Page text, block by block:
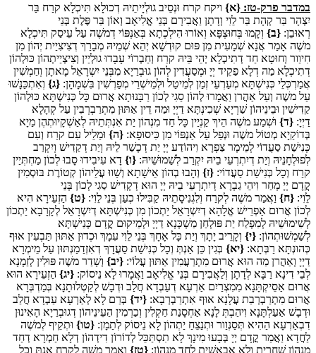
במדבר פרק-טז: {א} ויקח קרח וּנְסֵיב גוּלְיָיתֵיהּ דְכוּלָא תִּיכְלָא קרַח בַּר
יִצְהָר בַּר קְהָת בַּר לֵוִי וְדָתָן וַאֲבִירָם בְּנֵי אֱלִיאָב וְאוֹן בַּר פֶּלֶת בְּנֵי
רְאוּבֵן: {ב} וְקָמוּ בְּחוּצְפָּא וְאוֹרוּ הִילְכְתָא בְּאַנְפּוֹי דְמשֶׁה עַל עֵיסַק תִּיכְלָא
משֶׁה אָמַר אֲנָא שְׁמָעִית מִן פּוּם קוּדְשָׁא יְהֵא שְׁמֵיהּ מְבָרַךְ דְצִיצִיַית יְהוֹן מִן
חִיוַור וְחוּטָא חַד דְתִיכְלָא יְהֵי בֵּיהּ קרַח וְחַבְרוֹי עָבָדוּ גוּלְיַין וְצִיצְיַיתְהוֹן כּוּלְהוֹן
דְתִיכְלָא מַה דְלָא פַקֵיד יְיָ וּמְסַעֲדִין לְהוֹן גוּבְרַיָא מִבְּנֵי יִשְרָאֵל מָאתָן וְחַמְשִׁין
אֲמַרְכְּלֵי כְּנִישְׁתָּא מְעַרְעֵי זְמַן לְמֵיטַל וּלְמֵישְׁרֵי מְפַרְשִׁין בִּשְׁמָהָן: {ג} וְאִתְכַּנָשׁוּ
עַל משֶׁה וְעַל אַהֲרן וַאֲמָרוּ לְהוֹן סַגִי לְכוֹן רַבָּנוּתָא אֲרוּם כָּל כְּנִישְׁתָּא כּוּלְהוֹן
קַדִישִׁין וּבֵינֵיהוֹן שַׁרְיָא שְׁכִינְתָּא דַיְיָ וּמַה דֵין אַתּוּן מִתְרַבְרְבִין עַל קְהָלָא
דַיְיָ: {ד} וּשְׁמַע משֶׁה הֵיךְ קַנְיַין כָּל חַד מִנְהוֹן יַת אִנְתְּתֵיהּ לְאַשְׁקָיוּתְהֶן מַיָא
בְּדוֹקַיָא מְטוֹל משֶׁה וּנְפַל עַל אַנְפּוֹי מִן כִּיסוּפָא: {ה} וּמַלֵיל עִם קרַח וְעִם
כְּנִישַׁת סַעֲדוֹי לְמֵימָר צַפְרָא וִיהוֹדַע יְיָ יַת דְכָשַׁר לֵיהּ וְיַת דְקַדִישׁ וְיִקְרַב
לְפוּלְחָנֵיהּ וְיַת דְיִתְרְעֵי בֵיהּ יִקְרַב לְשַׁמוּשֵׁיהּ: {ו} דָא עִיבִידוּ סָבוּ לְכוֹן מַחְתְּיַין
קרַח וְכָל כְּנִישַׁת סַעֲדוֹי: {ז} וְהָבוּ בְהוֹן אֵישָׁתָא וְשַׁווּ עֲלֵיהוֹן קְטוֹרֶת בּוּסְמִין
קֳדָם יְיָ מְחַר וִיהֵי גַבְרָא דְיִתְרְעֵי בֵיהּ יְיָ הוּא דְקָדִישׁ סַגִי לְכוֹן בְּנֵי
לֵוִי: {ח} וַאֲמַר משֶׁה לְקרַח וְלִגְנִיסָתֵיהּ קַבִּילוּ כְעַן בְּנֵי לֵוִי: {ט} הַזְעֵירָא הִיא
לְכוֹן אֲרוּם אַפְרֵישׁ אֱלָהָא דְיִשְרָאֵל יַתְכוֹן מִן כְּנִישְׁתָּא דְיִשְרָאֵל לְקָרָבָא יַתְכוֹן
לְשִׁימוּשֵׁיהּ לְמִפְלַח יַת פּוּלְחַן מַשְׁכְּנָא דַיְיָ וּלְמֵיקוּם קֳדָם כְּנִישְׁתָּא
לְשַׁמְשׁוּתְהוֹן: {י} וְקָרֵיב יָתָךְ וְיַת כָּל אָחָךְ בְּנֵי לֵוִי עִמָךְ וּכְדוּן אַתּוּן תַּבְעִין אוּף
כְּהוּנְתָּא רַבְּתָא: {יא} בְּגִין כֵּן אַנְתְּ וְכָל כְּנִישַׁת סַעֲדָךְ דְאִזְדַמַנְתּוּן עַל מֵימְרָא
דַיְיָ וְאַהֲרן מַה הוּא אֲרוּם מִתְרַעֲמִין אַתּוּן עֲלוֹי: {יב} וְשָׁדַר משֶׁה פּוּלִין לְזַמָנָא
לְבֵי דִינָא רַבָּא לְדָתָן וְלַאֲבִירָם בְּנֵי אֱלִיאָב וַאֲמָרוּ לָא נֵיסוֹק: {יג} הַזְעֵירָא הוּא
אֲרוּם אַסֵיקְתָּנָא מִמִצְרַיִם אַרְעָא דְעַבְדָא חֲלַב וּדְבָשׁ לְקַטְלוּתָנָא בְּמַדְבְּרָא
אֲרוּם מִתְרַבְרְבַת עֲלָנָא אוּף אִתְרַבְרְבָא: {יד} בְּרַם לָא לְאַרְעָא עַבְדָא חֲלַב
וּדְבָשׁ אַעַלְתָּנָא וִיהַבְתְּ לָנָא אַחְסָנַת חַקְלִין וְכַרְמִין הַעֵינֵיהוֹן דְגוּבְרַיָא הָאִינוּן
דִבְאַרְעָא הַהִיא תְּסַנְוַור וּתְנַצֵחַ יַתְהוֹן לָא נֵיסוֹק לְתַמָן: {טו} וּתְקֵיף לְמשֶׁה
לַחֲדָא וַאֲמַר קֳדָם יְיָ בְּבָעוּ מִינָךְ לָא תִסְתַּכֵּל לְדוֹרוֹן דִידְהוֹן דְלָא חַמְרָא דְחַד
מִנְהוֹן שְׁחָרִית וְלָא אַבְאָשִׁית לְחַד מִנְהוֹן: {טז} וַאֲמַר משֶׁה לְקרַח אַנְתְּ וְכָל